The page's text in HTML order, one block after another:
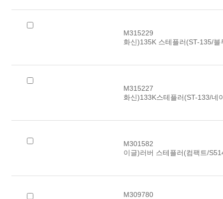
M315229
화신)135K 스테플러(ST-135/블
M315227
화신)133K스테플러(ST-133/네
M301582
이글)러버 스테플러(컴팩트/
M309780